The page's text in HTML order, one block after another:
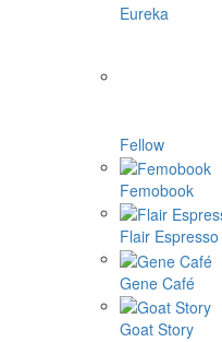
Eureka
Fellow
Femobook
Flair Espresso
Gene Café
Goat Story